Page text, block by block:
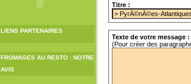
LIENS PARTENAIRES
FROMAGES AU RESTO : NOTRE
AVIS
Titre :
Texte de votre message :
(Pour créer des